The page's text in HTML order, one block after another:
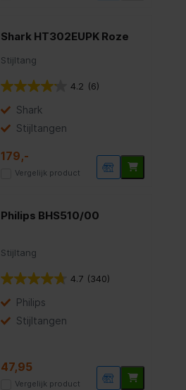
Shark HT302EUPK Roze
Stijltang
4.2 (6)
Shark
Stijltangen
179,-
Vergelijk product
Philips BHS510/00
Stijltang
4.7 (340)
Philips
Stijltangen
47,95
Vergelijk product